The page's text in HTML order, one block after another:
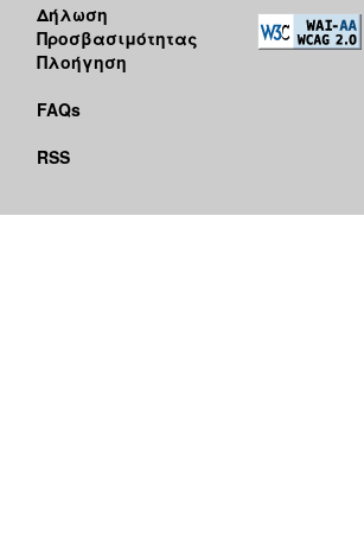
Δήλωση
Προσβασιμότητας
Πλοήγηση
FAQs
RSS